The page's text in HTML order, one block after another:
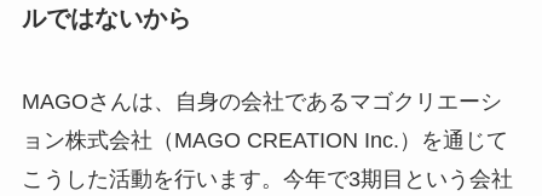
ルではないから
MAGOさんは、自身の会社であるマゴクリエーシ
ョン株式会社（MAGO CREATION Inc.）を通じて
こうした活動を行います。今年で3期目という会社